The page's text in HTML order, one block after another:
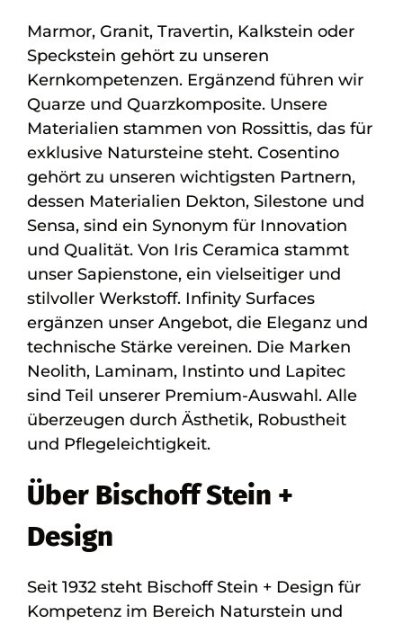
Marmor, Granit, Travertin, Kalkstein oder
Speckstein gehört zu unseren
Kernkompetenzen. Ergänzend führen wir
Quarze und Quarzkomposite. Unsere
Materialien stammen von Rossittis, das für
exklusive Natursteine steht. Cosentino
gehört zu unseren wichtigsten Partnern,
dessen Materialien Dekton, Silestone und
Sensa, sind ein Synonym für Innovation
und Qualität. Von Iris Ceramica stammt
unser Sapienstone, ein vielseitiger und
stilvoller Werkstoff. Infinity Surfaces
ergänzen unser Angebot, die Eleganz und
technische Stärke vereinen. Die Marken
Neolith, Laminam, Instinto und Lapitec
sind Teil unserer Premium-Auswahl. Alle
überzeugen durch Ästhetik, Robustheit
und Pflegeleichtigkeit.
Über Bischoff Stein +
Design
Seit 1932 steht Bischoff Stein + Design für
Kompetenz im Bereich Naturstein und